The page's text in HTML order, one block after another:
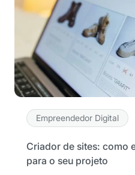
Empreendedor Digital
Criador de sites: como
para o seu projeto